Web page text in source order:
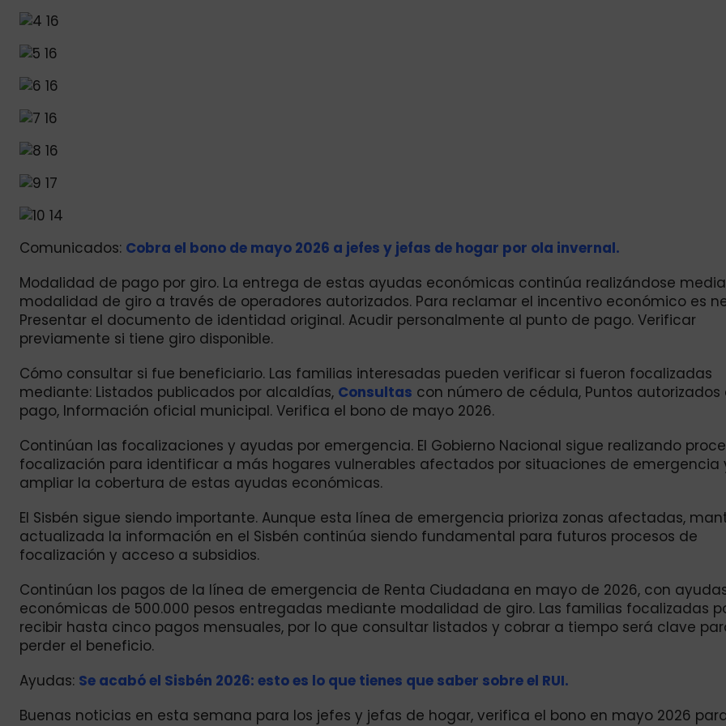
Comunicados: Cobra el bono de mayo 2026 a jefes y jefas de hogar por ola invernal.
Modalidad de pago por giro. La entrega de estas ayudas económicas continúa realizándose
modalidad de giro a través de operadores autorizados. Para reclamar el incentivo económico es
Presentar el documento de identidad original. Acudir personalmente al punto de pago. Verificar
previamente si tiene giro disponible.
Cómo consultar si fue beneficiario. Las familias interesadas pueden verificar si fueron focalizadas
mediante: Listados publicados por alcaldías, Consultas con número de cédula, Puntos autorizados
pago, Información oficial municipal. Verifica el bono de mayo 2026.
Continúan las focalizaciones y ayudas por emergencia. El Gobierno Nacional sigue realizando
focalización para identificar a más hogares vulnerables afectados por situaciones de emergencia
ampliar la cobertura de estas ayudas económicas.
El Sisbén sigue siendo importante. Aunque esta línea de emergencia prioriza zonas afectadas,
actualizada la información en el Sisbén continúa siendo fundamental para futuros procesos de
focalización y acceso a subsidios.
Continúan los pagos de la línea de emergencia de Renta Ciudadana en mayo de 2026, con
económicas de 500.000 pesos entregadas mediante modalidad de giro. Las familias focalizadas
recibir hasta cinco pagos mensuales, por lo que consultar listados y cobrar a tiempo será clave
perder el beneficio.
Ayudas: Se acabó el Sisbén 2026: esto es lo que tienes que saber sobre el RUI.
Buenas noticias en esta semana para los jefes y jefas de hogar, verifica el bono en mayo 2026